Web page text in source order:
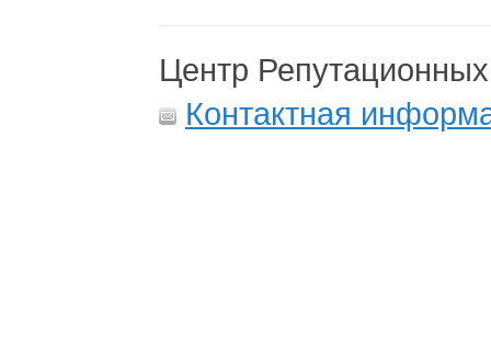
Центр
Контактная